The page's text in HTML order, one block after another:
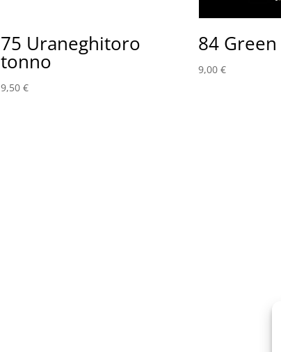
75 Uraneghitoro
tonno
9,50 €
84 Green
9,00 €